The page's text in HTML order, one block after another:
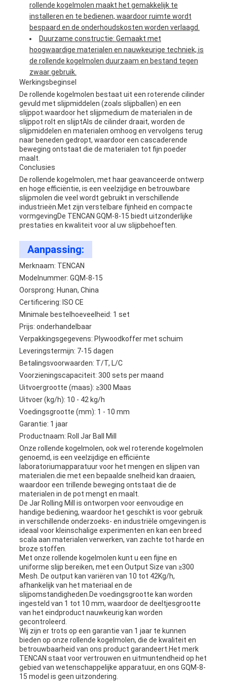
rollende kogelmolen maakt het gemakkelijk te
installeren en te bedienen, waardoor ruimte wordt
bespaard en de onderhoudskosten worden verlaagd.
Duurzame constructie: Gemaakt met
hoogwaardige materialen en nauwkeurige techniek, is
de rollende kogelmolen duurzaam en bestand tegen
zwaar gebruik.
Werkingsbeginsel
De rollende kogelmolen bestaat uit een roterende cilinder
gevuld met slijpmiddelen (zoals slijpballen) en een
slijppot.waardoor het slijpmedium de materialen in de
slijppot rolt en slijptAls de cilinder draait, worden de
slijpmiddelen en materialen omhoog en vervolgens terug
naar beneden gedropt, waardoor een cascaderende
beweging ontstaat die de materialen tot fijn poeder
maalt.
Conclusies
De rollende kogelmolen, met haar geavanceerde ontwerp
en hoge efficiëntie, is een veelzijdige en betrouwbare
slijpmolen die veel wordt gebruikt in verschillende
industrieën.Met zijn verstelbare fijnheid en compacte
vormgevingDe TENCAN GQM-8-15 biedt uitzonderlijke
prestaties en kwaliteit voor al uw slijpbehoeften.
Aanpassing:
Merknaam: TENCAN
Modelnummer: GQM-8-15
Oorsprong: Hunan, China
Certificering: ISO CE
Minimale bestelhoeveelheid: 1 set
Prijs: onderhandelbaar
Verpakkingsgegevens: Plywoodkoffer met schuim
Leveringstermijn: 7-15 dagen
Betalingsvoorwaarden: T/T, L/C
Voorzieningscapaciteit: 300 sets per maand
Uitvoergrootte (maas): ≥300 Maas
Uitvoer (kg/h): 10 - 42 kg/h
Voedingsgrootte (mm): 1 - 10 mm
Garantie: 1 jaar
Productnaam: Roll Jar Ball Mill
Onze rollende kogelmolen, ook wel roterende kogelmolen
genoemd, is een veelzijdige en efficiënte
laboratoriumapparatuur voor het mengen en slijpen van
materialen.die met een bepaalde snelheid kan draaien,
waardoor een trillende beweging ontstaat die de
materialen in de pot mengt en maalt.
De Jar Rolling Mill is ontworpen voor eenvoudige en
handige bediening, waardoor het geschikt is voor gebruik
in verschillende onderzoeks- en industriële omgevingen.is
ideaal voor kleinschalige experimenten en kan een breed
scala aan materialen verwerken, van zachte tot harde en
broze stoffen.
Met onze rollende kogelmolen kunt u een fijne en
uniforme slijp bereiken, met een Output Size van ≥300
Mesh. De output kan variëren van 10 tot 42Kg/h,
afhankelijk van het materiaal en de
slijpomstandigheden.De voedingsgrootte kan worden
ingesteld van 1 tot 10 mm, waardoor de deeltjesgrootte
van het eindproduct nauwkeurig kan worden
gecontroleerd.
Wij zijn er trots op een garantie van 1 jaar te kunnen
bieden op onze rollende kogelmolen, die de kwaliteit en
betrouwbaarheid van ons product garandeert.Het merk
TENCAN staat voor vertrouwen en uitmuntendheid op het
gebied van wetenschappelijke apparatuur, en ons GQM-8-
15 model is geen uitzondering.